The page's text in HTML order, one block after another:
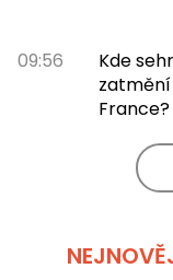
09:56
Kde
zatmění
France?